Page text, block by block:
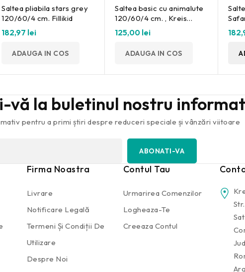
Saltea pliabila stars grey
120/60/4 cm. Fillikid
182,97 lei
ADAUGA IN COS
Saltea basic cu animalute
120/60/4 cm. , Kreis
Design
125,00 lei
ADAUGA IN COS
vă la buletinul nostru
pentru a primi știri despre reduceri speciale și vânzări viitoare
Firma Noastra
Livrare
Notificare Legală
Termeni Și Condiții De
Utilizare
Despre Noi
Contul Tau
Urmarirea Comenzilor
Logheaza-Te
Creeaza Contul